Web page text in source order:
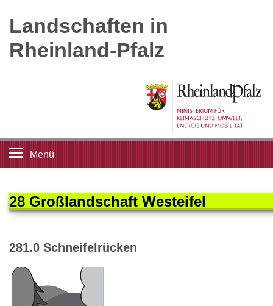
Landschaften in
Rheinland-Pfalz
Menü
Landschaftsleitbilder
Großlandschaften
Landschaftsräume
28 Großlandschaft Westeifel
281.0 Schneifelrücken